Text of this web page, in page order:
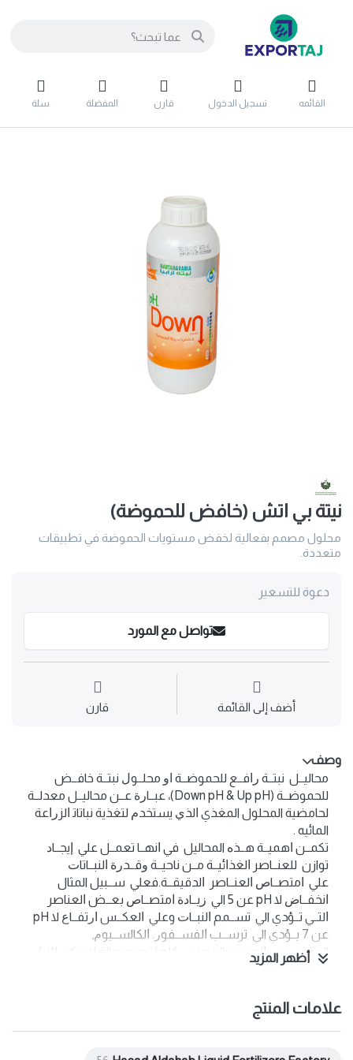
القائمه تسجيل الدخول قارن المفضلة سلة
نيتة بي اتش (خافض للحموضة)
محلول مصمم بفعالية لخفض مستويات الحموضة في تطبيقات
متعددة.
دعوة للتسعير
تواصل مع المورد
أضف إلى القائمة قارن
وصف
محاليــل نبتــة ﺭﺍفــع للحموضــة ﺍﻭ محلــوﻝ نبتــة خافــض
للحموضــة (Down pH & Up pH)، عبــاﺭﺓ عــن محاليــل معدلــة
لحامضية المحلول المغذي ﺍلذﻱ يستخدﻡ لتغذية نباتاﺗ ﺍلزﺭﺍعة
المائيه .
تكمــن ﺍهميــة هــذﻩ المحاليل في ﺍنهــا تعمــل علي ﺇيجــاﺩ
توازن للعنــاصر ﺍلغذﺍئيــة مــن ناحيــة ﻭقــدﺭﺓ ﺍلنبــاتاﺕ
علي ﺍمتصــاﺹ ﺍلعنــاصر ﺍلدقيقــة.فعلي ســبيل المثال
ﺍنخفــاﺽ ﻻ pH عن 5 الي ﺯيــاﺩﺓ ﺍمتصــاﺹ بعــض ﺍلعناصر
ﺍلتــي تــؤﺪي الي تســمم ﺍلنبــاﺕ وعلي ﺍلعكــس ﺍﺭتفــاﻉ ﻻ pH
عن 7 يــؤﺪي الي ترســب ﺍلفســفوﺭ. ﺍلكالســيوﻡ,
المغنسيوﻡ, ﺍلحديد, والمنجنيز ﻭكلها تصبح بحالة لايمكن للنياﺕ
ﺍمتصاصها.
أظهر المزيد
علامات المنتج